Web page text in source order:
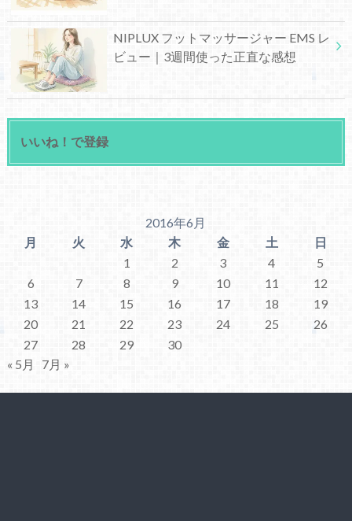
NIPLUX フットマッサージャー EMS レ
ビュー｜3週間使った正直な感想
いいね！で登録
2016年6月
月
火 水 木 金 土
日
1
2 3 4
5
6
7 8 9 10 11
12
13
14 15 16 17 18
19
20
21 22 23 24 25
26
27
28 29
30
« 5月
7月 »